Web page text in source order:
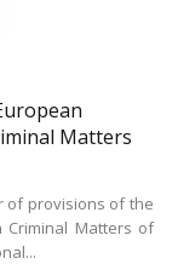
Matters
of provisions of the
Criminal Matters of